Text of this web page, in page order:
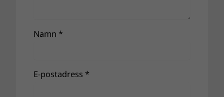
Namn *
E-postadress *